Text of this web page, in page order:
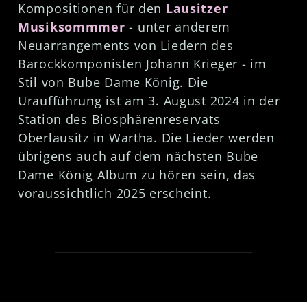
Kompositionen für den Lausitzer
Musiksommmer - unter anderem
Neuarrangements von Liedern des
Barockkomponisten Johann Krieger - im
Stil von Bube Dame König. Die
Uraufführung ist am 3. August 2024 in der
Station des Biosphärenreservats
Oberlausitz in Wartha. Die Lieder werden
übrigens auch auf dem nächsten Bube
Dame König Album zu hören sein, das
voraussichtlich 2025 erscheint.